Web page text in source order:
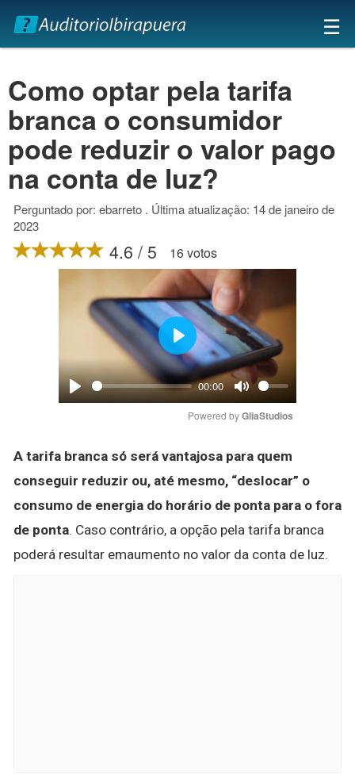
×
☰
Como optar pela tarifa
branca o consumidor
pode reduzir o valor pago
na conta de luz?
Perguntado por: ebarreto . Última atualização: 14 de janeiro de
2023
4.6 / 5 16 votos
Play
00:00
Mute
Play
Powered by GliaStudios
A tarifa branca só será vantajosa para quem
conseguir reduzir ou, até mesmo, “deslocar” o
consumo de energia do horário de ponta para o fora
de ponta. Caso contrário, a opção pela tarifa branca
poderá resultar emaumento no valor da conta de luz.